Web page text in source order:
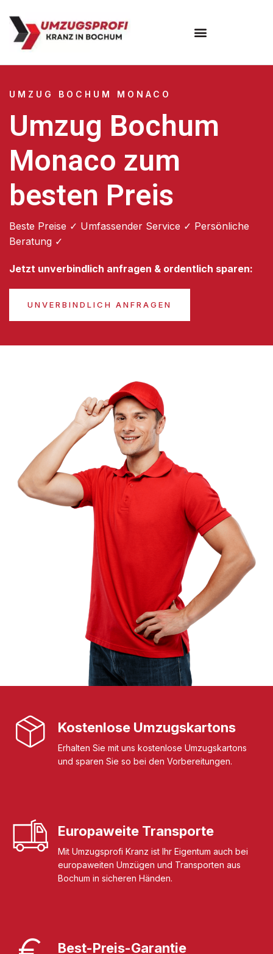
UMZUG BOCHUM MONACO
Umzug Bochum
Monaco zum
besten Preis
Beste Preise ✓ Umfassender Service ✓ Persönliche
Beratung ✓
Jetzt unverbindlich anfragen & ordentlich sparen:
UNVERBINDLICH ANFRAGEN
Kostenlose Umzugskartons
Erhalten Sie mit uns kostenlose Umzugskartons
und sparen Sie so bei den Vorbereitungen.
Europaweite Transporte
Mit Umzugsprofi Kranz ist Ihr Eigentum auch bei
europaweiten Umzügen und Transporten aus
Bochum in sicheren Händen.
Best-Preis-Garantie